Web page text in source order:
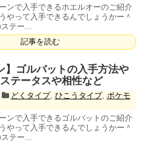
ンで入手できるホエルオーのご紹介
やって入手できるんでしょうかー＾
ステー...
記事を読む
】ゴルバットの入手方法や
テータスや相性など
どくタイプ, ひこうタイプ, ポケモ
ンで入手できるゴルバットのご紹介
やって入手できるんでしょうかー＾
ステー...